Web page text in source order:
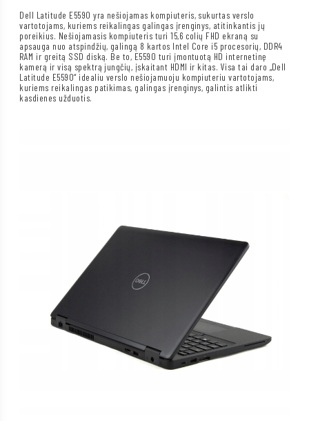
Dell Latitude E5590 yra nešiojamas kompiuteris, sukurtas verslo
vartotojams, kuriems reikalingas galingas įrenginys, atitinkantis jų
poreikius. Nešiojamasis kompiuteris turi 15,6 colių FHD ekraną su
apsauga nuo atspindžių, galingą 8 kartos Intel Core i5 procesorių, DDR4
RAM ir greitą SSD diską. Be to, E5590 turi įmontuotą HD internetinę
kamerą ir visą spektrą jungčių, įskaitant HDMI ir kitas. Visa tai daro „Dell
Latitude E5590“ idealiu verslo nešiojamuoju kompiuteriu vartotojams,
kuriems reikalingas patikimas, galingas įrenginys, galintis atlikti
kasdienes užduotis.